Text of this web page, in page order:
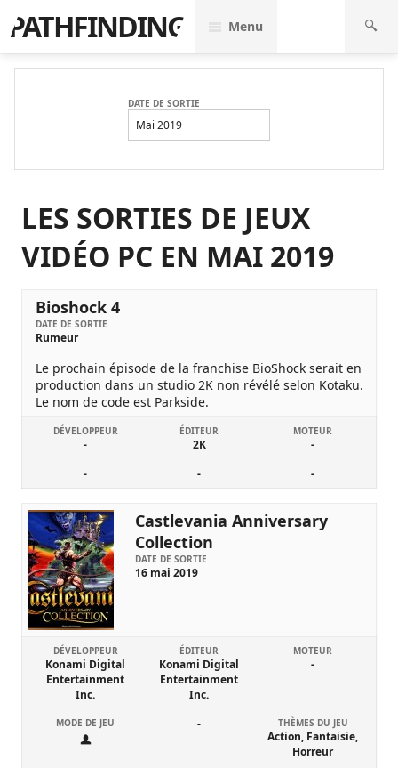
PATHFINDING Menu
DATE DE SORTIE
Mai 2019
LES SORTIES DE JEUX
VIDÉO PC EN MAI 2019
Bioshock 4
DATE DE SORTIE
Rumeur
Le prochain épisode de la franchise BioShock serait en
production dans un studio 2K non révélé selon Kotaku.
Le nom de code est Parkside.
DÉVELOPPEUR
-
ÉDITEUR
2K
MOTEUR
-
-
- -
Castlevania Anniversary
Collection
DATE DE SORTIE
16 mai 2019
DÉVELOPPEUR
Konami Digital
Entertainment
Inc.
ÉDITEUR
Konami Digital
Entertainment
Inc.
MOTEUR
-
MODE DE JEU - THÈMES DU JEU
Action, Fantaisie,
Horreur